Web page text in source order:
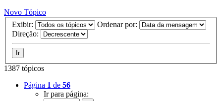
Novo Tópico
Exibir:
Ordenar por:
Direção:
1387 tópicos
Página 1 de 56
Ir para página: